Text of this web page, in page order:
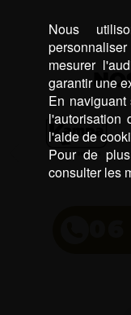
Nous
mesurer
garantir une
En
l'autorisation
l'aide de
Pour de
consulter les